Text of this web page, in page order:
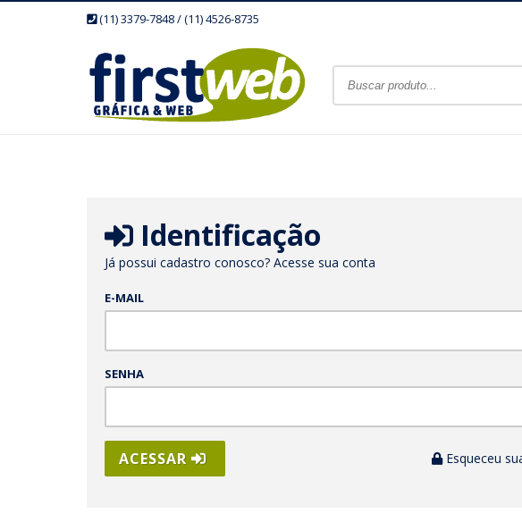
(11) 3379-7848 / (11) 4526-8735
Identificação
Já possui cadastro conosco? Acesse sua conta
E-MAIL
SENHA
ACESSAR Esqueceu